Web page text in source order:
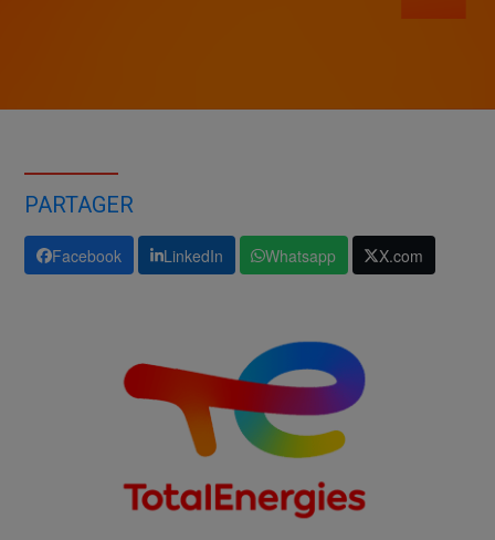
PARTAGER
Facebook LinkedIn Whatsapp X.com